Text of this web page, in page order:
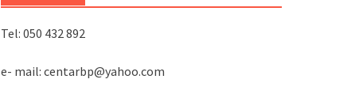
Tel: 050 432 892
e- mail: centarbp@yahoo.com